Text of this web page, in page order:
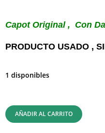
Capot Original , Con
PRODUCTO USADO ,
1 disponibles
AÑADIR AL CARRITO